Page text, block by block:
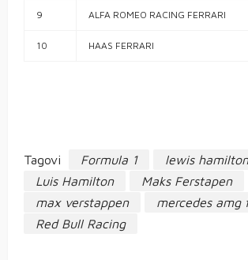
9 ALFA ROMEO RACING FERRARI
10 HAAS FERRARI
Tagovi Formula 1
lewis hamilton
Luis Hamilton
Maks Ferstapen
max verstappen
mercedes amg
Red Bull Racing